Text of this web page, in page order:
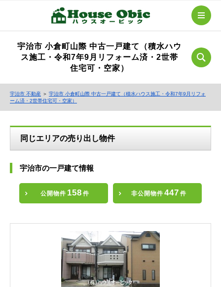
宇治市 小倉町山際 中古一戸建て（積水ハウ
ス施工・令和7年9月リフォーム済・2世帯
住宅可・空家）
宇治市 不動産 ＞ 宇治市 小倉町山際 中古一戸建て（積水ハウス施工・令和7年9月リフォ
ーム済・2世帯住宅可・空家）
同じエリアの売り出し物件
宇治市の一戸建て情報
公開物件 158 件 非公開物件 447 件